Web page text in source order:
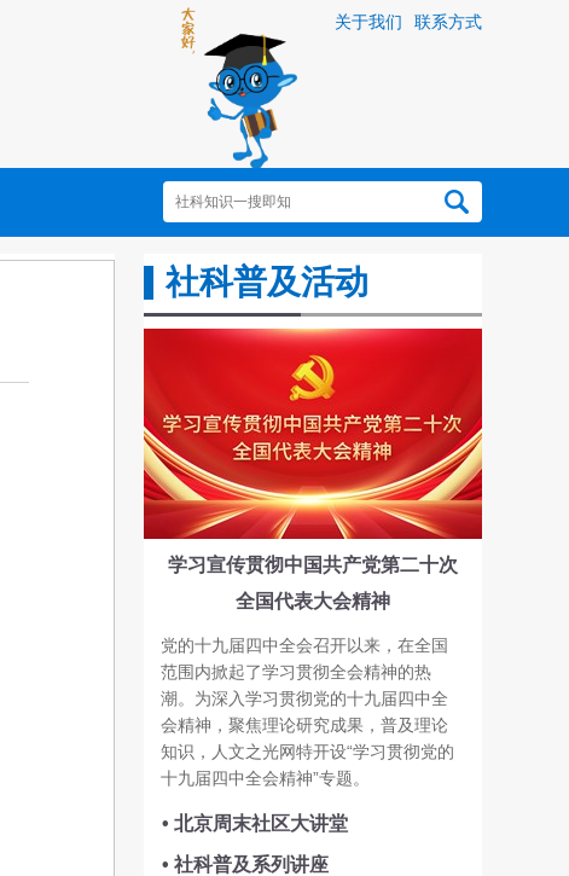
关于我们 联系方式
社科普及活动
学习宣传贯彻中国共产党第二十次
全国代表大会精神
党的十九届四中全会召开以来，在全国
范围内掀起了学习贯彻全会精神的热
潮。为深入学习贯彻党的十九届四中全
会精神，聚焦理论研究成果，普及理论
知识，人文之光网特开设“学习贯彻党的
十九届四中全会精神”专题。
• 北京周末社区大讲堂
• 社科普及系列讲座